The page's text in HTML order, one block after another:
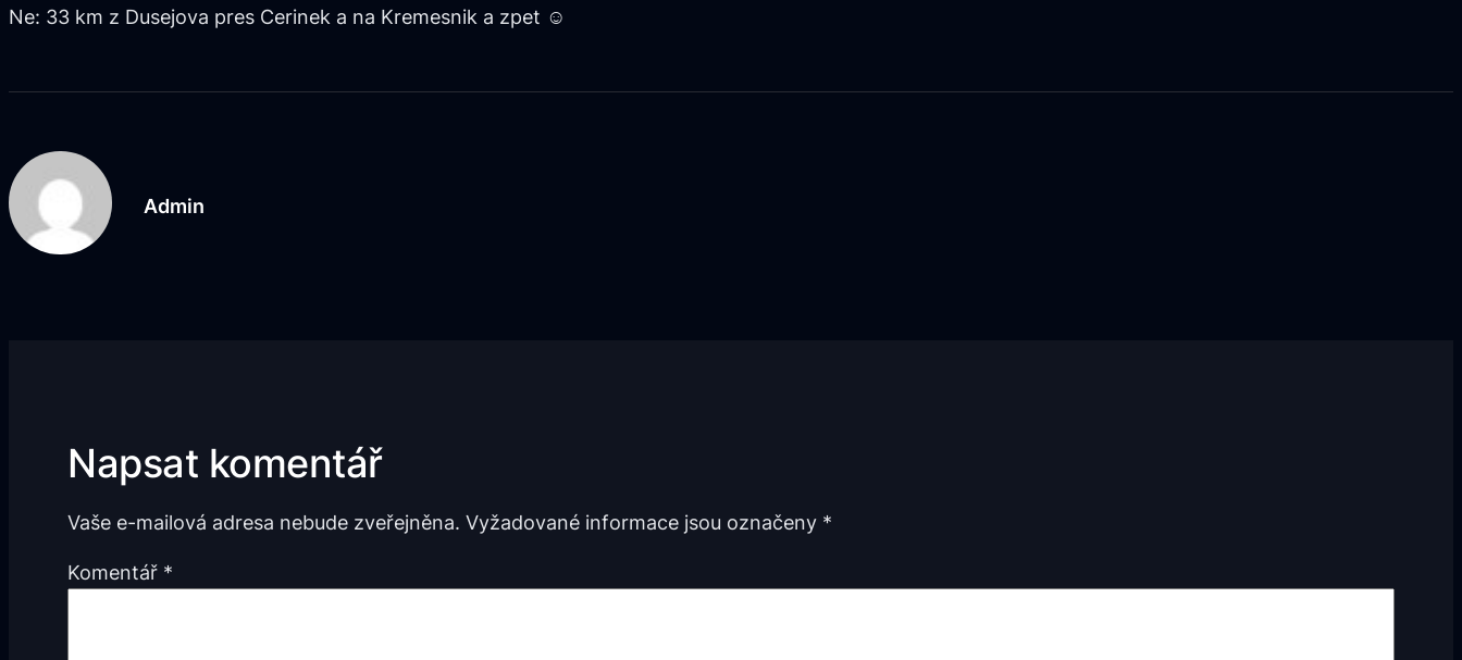
Ne: 33 km z Dusejova pres Cerinek a na Kremesnik a zpet ☺
Admin
Napsat komentář
Vaše e-mailová adresa nebude zveřejněna. Vyžadované informace jsou označeny *
Komentář *